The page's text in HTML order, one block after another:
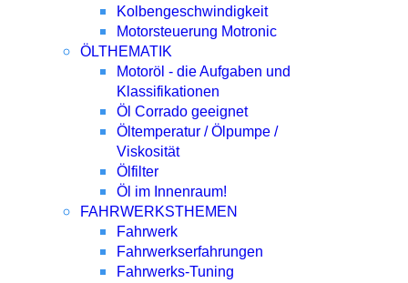
Kolbengeschwindigkeit
Motorsteuerung Motronic
ÖLTHEMATIK
Motoröl - die Aufgaben und
Klassifikationen
Öl Corrado geeignet
Öltemperatur / Ölpumpe /
Viskosität
Ölfilter
Öl im Innenraum!
FAHRWERKSTHEMEN
Fahrwerk
Fahrwerkserfahrungen
Fahrwerks-Tuning